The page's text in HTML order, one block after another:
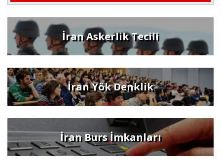
İran Askerlik Tecili
İran Yök Denklik
İran Burs İmkanları